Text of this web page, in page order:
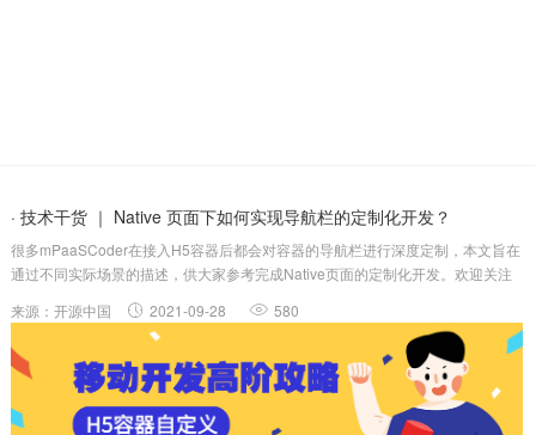
· 技术干货 ｜ Native 页面下如何实现导航栏的定制化开发？
很多mPaaSCoder在接入H5容器后都会对容器的导航栏进行深度定制，本文旨在
通过不同实际场景的描述，供大家参考完成Native页面的定制化开发。欢迎关注
期待
来源：开源中国 2021-09-28 580